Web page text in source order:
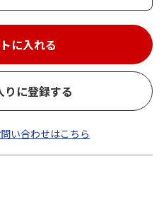
に入れる
りに登録する
い合わせはこちら